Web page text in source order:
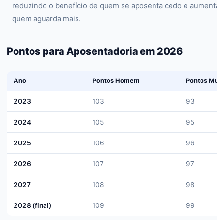
reduzindo o benefício de quem se aposenta cedo e
quem aguarda mais.
Pontos para Aposentadoria em 2026
Ano Pontos Homem Pontos
2023 103 93
2024 105 95
2025 106 96
2026 107 97
2027 108 98
2028 (final) 109 99